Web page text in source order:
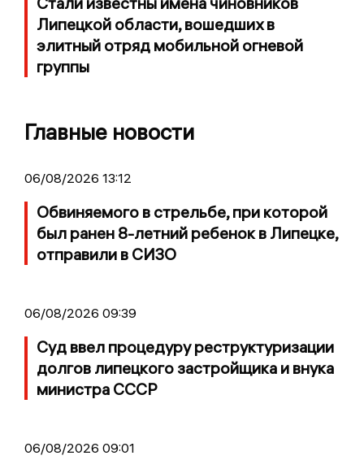
Липецкой области, вошедших в
элитный отряд мобильной огневой
группы
Главные новости
06/08/2026 13:12
Обвиняемого в стрельбе, при которой
был ранен 8-летний ребенок в Липецке,
отправили в СИЗО
06/08/2026 09:39
Суд ввел процедуру реструктуризации
долгов липецкого застройщика и внука
министра СССР
06/08/2026 09:01